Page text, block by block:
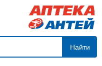
Найти